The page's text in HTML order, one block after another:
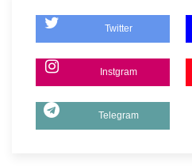
Twitter
Instgram
Telegram